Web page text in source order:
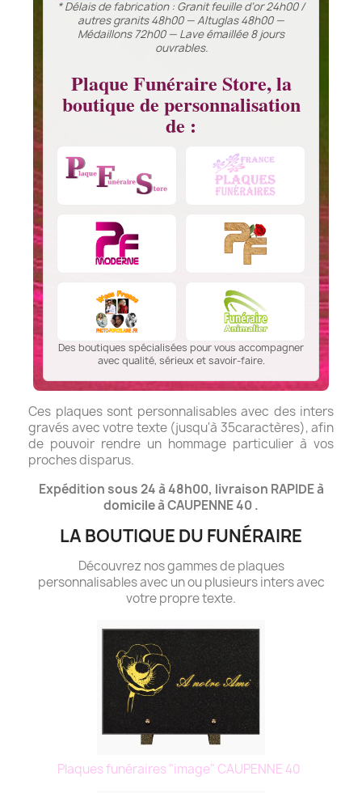
* Délais de fabrication : Granit feuille d’or 24h00 /
autres granits 48h00 — Altuglas 48h00 —
Médaillons 72h00 — Lave émaillée 8 jours
ouvrables.
Plaque Funéraire Store, la
boutique de personnalisation
de :
Des boutiques spécialisées pour vous accompagner
avec qualité, sérieux et savoir-faire.
Ces plaques sont personnalisables avec des inters
gravés avec votre texte (jusqu'à 35caractères), afin
de pouvoir rendre un hommage particulier à vos
proches disparus.
Expédition sous 24 à 48h00, livraison RAPIDE à
domicile à CAUPENNE 40 .
LA BOUTIQUE DU FUNÉRAIRE
Découvrez nos gammes de plaques
personnalisables avec un ou plusieurs inters avec
votre propre texte.
Plaques funéraires "image" CAUPENNE 40